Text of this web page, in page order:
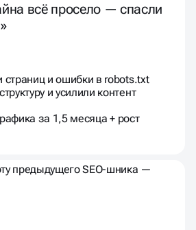
всё просело — спасли
страниц и ошибки в robots.txt
и усилили контент
за 1,5 месяца + рост